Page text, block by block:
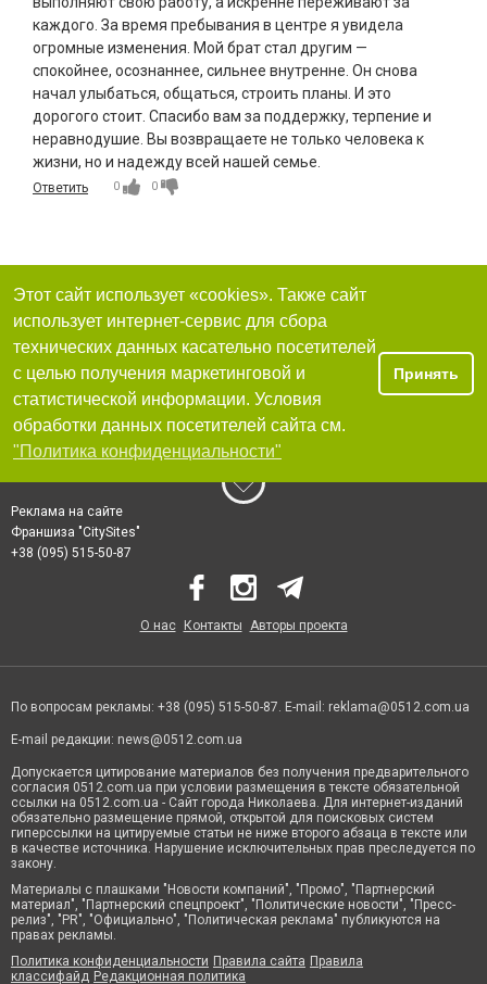
каждого. За время пребывания в центре я увидела
огромные изменения. Мой брат стал другим —
спокойнее, осознаннее, сильнее внутренне. Он снова
начал улыбаться, общаться, строить планы. И это
дорогого стоит. Спасибо вам за поддержку, терпение и
неравнодушие. Вы возвращаете не только человека к
жизни, но и надежду всей нашей семье.
Ответить 0 0
Этот сайт использует «cookies». Также сайт
использует интернет-сервис для сбора
технических данных касательно посетителей
с целью получения маркетинговой и
статистической информации. Условия
обработки данных посетителей сайта см.
"Политика конфиденциальности"
Принять
Реклама на сайте
Франшиза "CitySites"
+38 (095) 515-50-87
О нас Контакты Авторы проекта
По вопросам рекламы: +38 (095) 515-50-87. E-mail: reklama@0512.com.ua
E-mail редакции: news@0512.com.ua
Допускается цитирование материалов без получения предварительного
согласия 0512.com.ua при условии размещения в тексте обязательной
ссылки на 0512.com.ua - Сайт города Николаева. Для интернет-изданий
обязательно размещение прямой, открытой для поисковых систем
гиперссылки на цитируемые статьи не ниже второго абзаца в тексте или
в качестве источника. Нарушение исключительных прав преследуется по
закону.
Материалы с плашками "Новости компаний", "Промо", "Партнерский
материал", "Партнерский спецпроект", "Политические новости", "Пресс-
релиз", "PR", "Официально", "Политическая реклама" публикуются на
правах рекламы.
Политика конфиденциальности Правила сайта Правила
классифайд Редакционная политика